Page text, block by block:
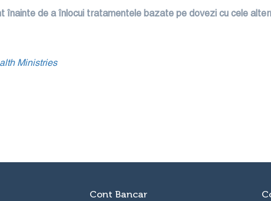
înainte de a înlocui tratamentele bazate pe dovezi cu cele
Ministries
Cont Bancar